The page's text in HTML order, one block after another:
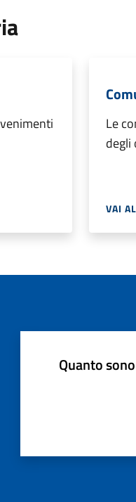
Le
degli
VAI
Quanto